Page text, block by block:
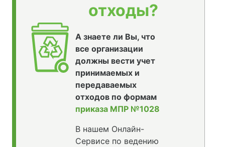
отходы?
А знаете ли Вы, что
все организации
должны вести учет
принимаемых и
передаваемых
отходов по формам
приказа МПР №1028
В нашем Онлайн-
Сервисе по ведению